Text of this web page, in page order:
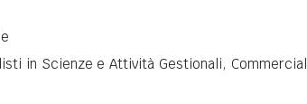
in Scienze e Attività Gestionali,